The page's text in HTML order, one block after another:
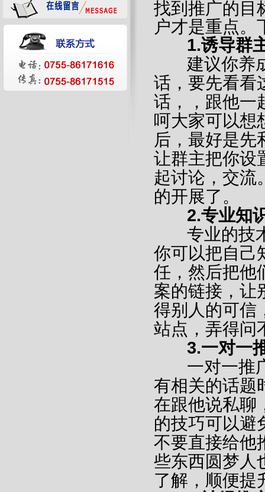
找到推广的目
户才是重点
1.诱导群
建议你养
话，要先看看
话，，跟他一
呵大家可以想
后，最好是先
让群主把你设
起讨论，交流
的开展了。
2.专业知
专业的技
你可以把自己
任，然后把他
案的链接，让
得别人的可信
站点，弄得
3.一对一
一对一推
有相关的话题
在跟他说私聊
的技巧可以避
不要直接给他
些东西圆梦人
了解，顺便